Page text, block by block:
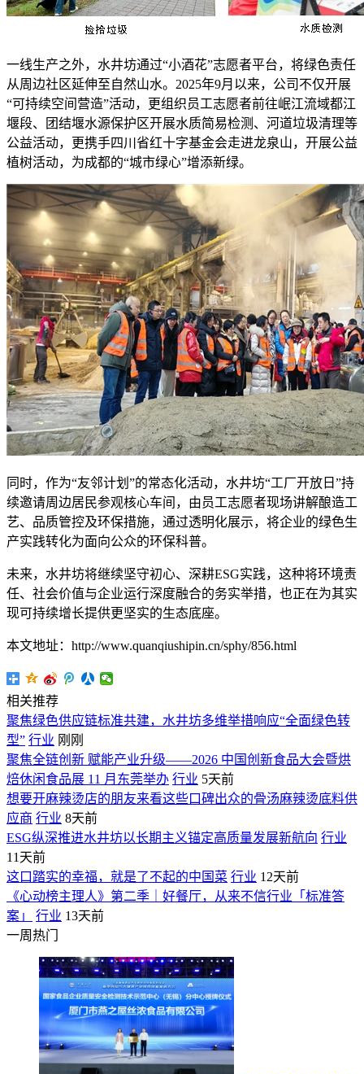
一线生产之外，水井坊通过“小酒花”志愿者平台，将绿色责任
从周边社区延伸至自然山水。2025年9月以来，公司不仅开展
“可持续空间营造”活动，更组织员工志愿者前往岷江流域都江
堰段、团结堰水源保护区开展水质简易检测、河道垃圾清理等
公益活动，更携手四川省红十字基金会走进龙泉山，开展公益
植树活动，为成都的“城市绿心”增添新绿。
同时，作为“友邻计划”的常态化活动，水井坊“工厂开放日”持
续邀请周边居民参观核心车间，由员工志愿者现场讲解酿造工
艺、品质管控及环保措施，通过透明化展示，将企业的绿色生
产实践转化为面向公众的环保科普。
未来，水井坊将继续坚守初心、深耕ESG实践，这种将环境责
任、社会价值与企业运行深度融合的务实举措，也正在为其实
现可持续增长提供更坚实的生态底座。
本文地址：http://www.quanqiushipin.cn/sphy/856.html
相关推荐
聚焦绿色供应链标准共建，水井坊多维举措响应“全面绿色转
型” 行业 刚刚
聚焦全链创新 赋能产业升级——2026 中国创新食品大会暨烘
焙休闲食品展 11 月东莞举办 行业 5天前
想要开麻辣烫店的朋友来看这些口碑出众的骨汤麻辣烫底料供
应商 行业 8天前
ESG纵深推进水井坊以长期主义锚定高质量发展新航向 行业
11天前
这口踏实的幸福，就是了不起的中国菜 行业 12天前
《心动榜主理人》第二季｜好餐厅，从来不信行业「标准答
案」
行业 13天前
一周热门